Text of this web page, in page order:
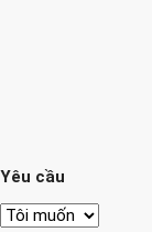
Yêu cầu